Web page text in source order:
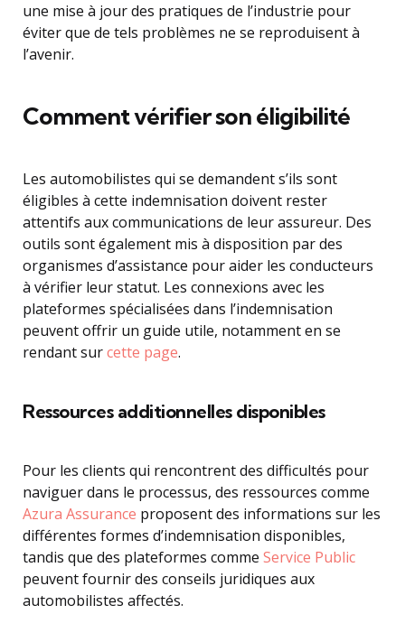
une mise à jour des pratiques de l’industrie pour
éviter que de tels problèmes ne se reproduisent à
l’avenir.
Comment vérifier son éligibilité
Les automobilistes qui se demandent s’ils sont
éligibles à cette indemnisation doivent rester
attentifs aux communications de leur assureur. Des
outils sont également mis à disposition par des
organismes d’assistance pour aider les conducteurs
à vérifier leur statut. Les connexions avec les
plateformes spécialisées dans l’indemnisation
peuvent offrir un guide utile, notamment en se
rendant surcette page.
Ressources additionnelles disponibles
Pour les clients qui rencontrent des difficultés pour
naviguer dans le processus, des ressources comme
Azura Assurance proposent des informations sur les
différentes formes d’indemnisation disponibles,
tandis que des plateformes comme Service Public
peuvent fournir des conseils juridiques aux
automobilistes affectés.